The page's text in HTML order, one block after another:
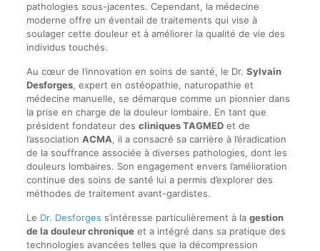
pathologies sous-jacentes. Cependant, la médecine
moderne offre un éventail de traitements qui vise à
soulager cette douleur et à améliorer la qualité de vie des
individus touchés.
Au cœur de l’innovation en soins de santé, le Dr. Sylvain
Desforges, expert en ostéopathie, naturopathie et
médecine manuelle, se démarque comme un pionnier dans
la prise en charge de la douleur lombaire. En tant que
président fondateur des cliniques TAGMEDet de
l’association ACMA, il a consacré sa carrière à l’éradication
de la souffrance associée à diverses pathologies, dont les
douleurs lombaires. Son engagement envers l’amélioration
continue des soins de santé lui a permis d’explorer des
méthodes de traitement avant-gardistes.
Le Dr. Desforges s’intéresse particulièrement à la gestion
de la douleur chroniqueet a intégré dans sa pratique des
technologies avancées telles que la décompression